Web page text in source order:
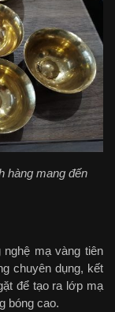
hàng mang đến
mạ vàng tiên
chuyên dụng, kết
để tạo ra lớp mạ
bóng cao.